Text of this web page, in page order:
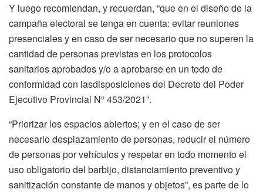
Y luego recomiendan, y recuerdan, “que en el diseño de la
campaña electoral se tenga en cuenta: evitar reuniones
presenciales y en caso de ser necesario que no superen la
cantidad de personas previstas en los protocolos
sanitarios aprobados y/o a aprobarse en un todo de
conformidad con lasdisposiciones del Decreto del Poder
Ejecutivo Provincial N° 453/2021”.
“Priorizar los espacios abiertos; y en el caso de ser
necesario desplazamiento de personas, reducir el número
de personas por vehículos y respetar en todo momento el
uso obligatorio del barbijo, distanciamiento preventivo y
sanitización constante de manos y objetos”, es parte de lo